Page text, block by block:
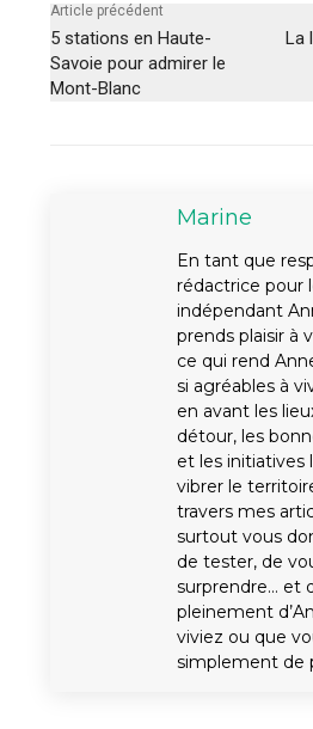
Article précédent
5 stations en Haute-
Savoie pour admirer le
Mont-Blanc
La
Marine
En tant que
rédactrice pour
indépendant
prends plaisir à
ce qui rend
si agréables à
en avant les
détour, les
et les initiatives
vibrer le
travers mes
surtout vous
de tester, de
surprendre… et
pleinement
viviez ou que
simplement de